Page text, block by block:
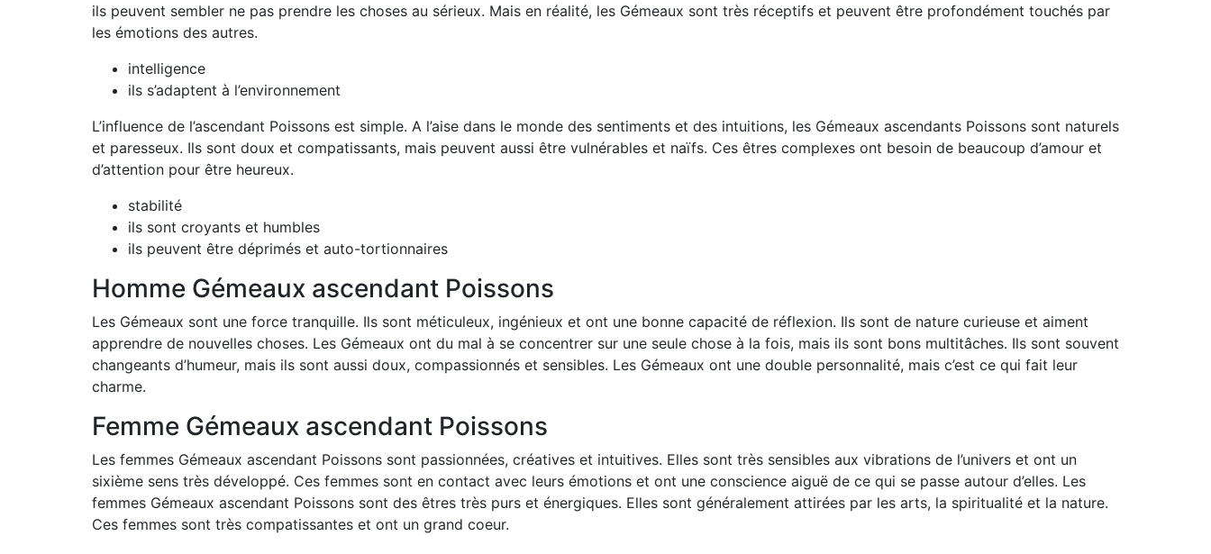
ils peuvent sembler ne pas prendre les choses au sérieux. Mais en réalité, les Gémeaux sont très réceptifs et peuvent être profondément touchés par
les émotions des autres.
intelligence
ils s’adaptent à l’environnement
L’influence de l’ascendant Poissons est simple. A l’aise dans le monde des sentiments et des intuitions, les Gémeaux ascendants Poissons sont naturels
et paresseux. Ils sont doux et compatissants, mais peuvent aussi être vulnérables et naïfs. Ces êtres complexes ont besoin de beaucoup d’amour et
d’attention pour être heureux.
stabilité
ils sont croyants et humbles
ils peuvent être déprimés et auto-tortionnaires
Homme Gémeaux ascendant Poissons
Les Gémeaux sont une force tranquille. Ils sont méticuleux, ingénieux et ont une bonne capacité de réflexion. Ils sont de nature curieuse et aiment
apprendre de nouvelles choses. Les Gémeaux ont du mal à se concentrer sur une seule chose à la fois, mais ils sont bons multitâches. Ils sont souvent
changeants d’humeur, mais ils sont aussi doux, compassionnés et sensibles. Les Gémeaux ont une double personnalité, mais c’est ce qui fait leur
charme.
Femme Gémeaux ascendant Poissons
Les femmes Gémeaux ascendant Poissons sont passionnées, créatives et intuitives. Elles sont très sensibles aux vibrations de l’univers et ont un
sixième sens très développé. Ces femmes sont en contact avec leurs émotions et ont une conscience aiguë de ce qui se passe autour d’elles. Les
femmes Gémeaux ascendant Poissons sont des êtres très purs et énergiques. Elles sont généralement attirées par les arts, la spiritualité et la nature.
Ces femmes sont très compatissantes et ont un grand coeur.